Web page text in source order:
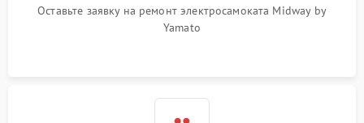
Оставьте заявку на ремонт электросамоката Midway by
Yamato